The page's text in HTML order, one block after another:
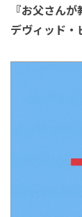
『お父さん
デヴィッド